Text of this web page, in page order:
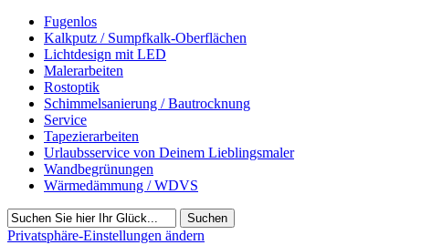
Fugenlos
Kalkputz / Sumpfkalk-Oberflächen
Lichtdesign mit LED
Malerarbeiten
Rostoptik
Schimmelsanierung / Bautrocknung
Service
Tapezierarbeiten
Urlaubsservice von Deinem Lieblingsmaler
Wandbegrünungen
Wärmedämmung / WDVS
Suchen
Privatsphäre-Einstellungen ändern